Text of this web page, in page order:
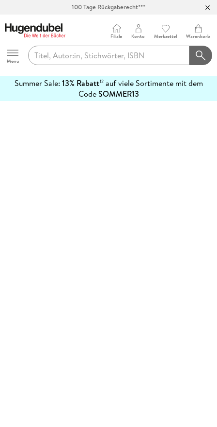
100 Tage Rückgaberecht***
Hugendubel
Menu
Filiale Konto Merkzettel Warenkorb
Summer Sale: 13% Rabatt12auf viele Sortimente mit dem
CodeSOMMER13
erfahren